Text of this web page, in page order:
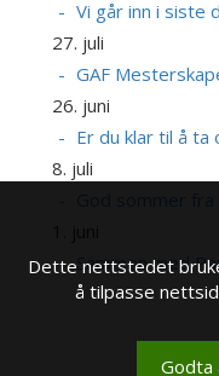
Vi går inn i siste
27. juli
GAF
26. juni
Er du klar til å
8. juli
Sammen med
Dette nettstedet
å tilpasse
Godta